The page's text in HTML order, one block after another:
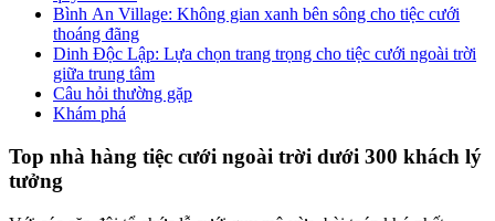
Bình An Village: Không gian xanh bên sông cho tiệc cưới
thoáng đãng
Dinh Độc Lập: Lựa chọn trang trọng cho tiệc cưới ngoài trời
giữa trung tâm
Câu hỏi thường gặp
Khám phá
Top nhà hàng tiệc cưới ngoài trời dưới 300 khách lý
tưởng